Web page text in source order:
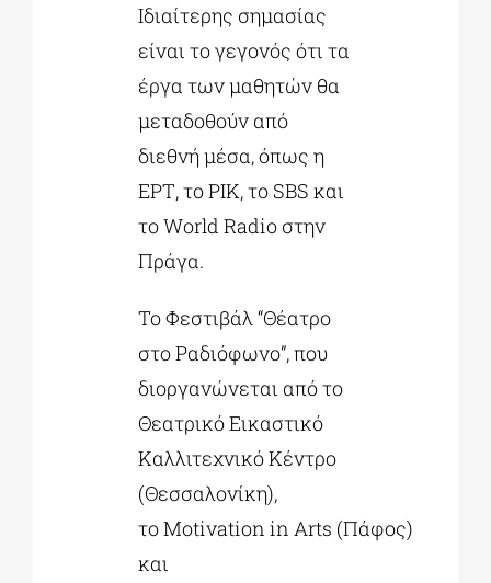
Ιδιαίτερης σημασίας
είναι το γεγονός ότι τα
έργα των μαθητών θα
μεταδοθούν από
διεθνή μέσα, όπως η
ΕΡΤ, το ΡΙΚ, το SBS και
το World Radio στην
Πράγα.
Το Φεστιβάλ “Θέατρο
στο Ραδιόφωνο”, που
διοργανώνεται από το
Θεατρικό Εικαστικό
Καλλιτεχνικό Κέντρο
(Θεσσαλονίκη),
το Motivation in Arts (Πάφος)
και